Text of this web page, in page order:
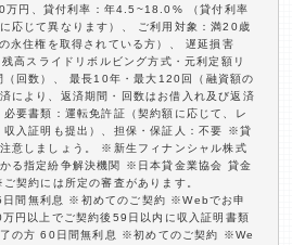
万円、貸付利率：年4.5~18.0% （貸付利率
応じて異なります）、 ご利用対象：満20歳
永住権を取得されている方）、 遅延損害
高スライドリボルビング方式・元利定額リ
回数）、 最長10年・最大120回（融資額の
により、返済期間・回数はお借入れ及び返済
要書類：運転免許証（契約額に応じて、レ
収入証明も提出）、担保・保証人：不要 ※貸
意しましょう。 ※新生フィナンシャル株式
る指定紛争解決機関 ※日本貸金業協会 貸金
契約には所定の審査があります。
間無利息 ※初めてのご契約 ※Webでお申
円以上でご契約後59日以内に収入証明書類
の方 60日間無利息 ※初めてのご契約 ※We